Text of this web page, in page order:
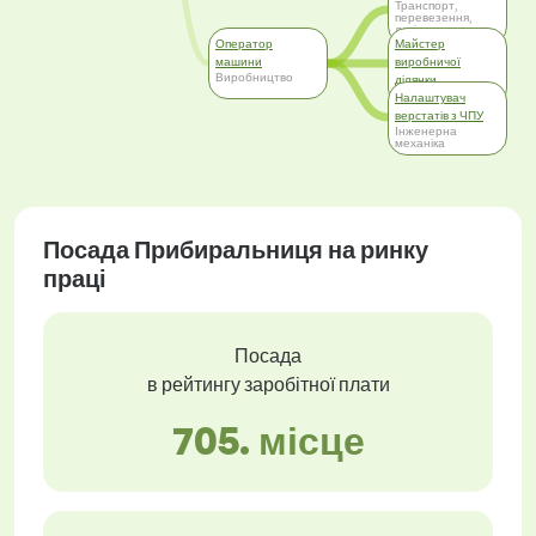
Оператор
машини
Виробництво
Транспорт,
перевезення,
логістика
Майстер
виробничої
ділянки
Менеджмент
Налаштувач
верстатів з ЧПУ
Інженерна
механіка
Посада Прибиральниця на ринку
праці
Посада
в рейтингу заробітної плати
705. місце